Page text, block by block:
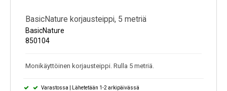
BasicNature korjausteippi, 5 metriä
BasicNature
850104
Monikäyttöinen korjausteippi. Rulla 5 metriä.
Varastossa | Lähetetään 1-2 arkipäivässä